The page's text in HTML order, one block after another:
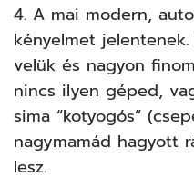
4. A mai modern,
kényelmet
velük és nagyon
nincs ilyen géped,
sima “kotyogós”
nagymamád hagyott
lesz.